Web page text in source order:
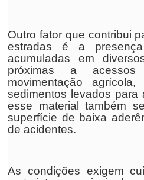
Outro fator que contribui
estradas é a
acumuladas em
próximas a
movimentação
sedimentos levados para
esse material também
superfície de baixa
de acidentes.
As condições exigem